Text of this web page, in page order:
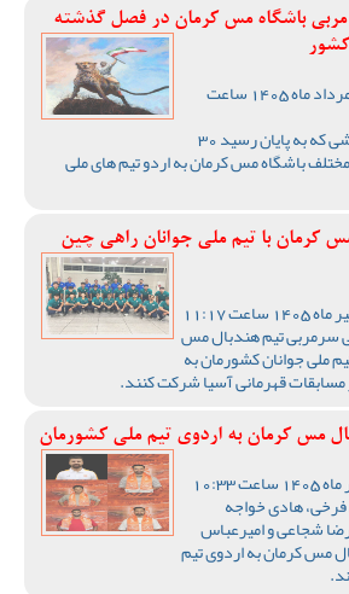
و مربی باشگاه مس کرمان در فصل گذشته
چهارشنبه 7 مرداد ماه 1405 ساعت
در فصل ورزشی که به پایان رسید 30
باشگاه مس کرمان به اردو تیم های ملی
کرمان با تیم ملی جوانان راهی چین
سرمربی تیم هندبال مس
ملی جوانان کشورمان به
قهرمانی آسیا شرکت کنند.
هادی خواجه
شجاعی و امیرعباس
مس کرمان به اردوی تیم